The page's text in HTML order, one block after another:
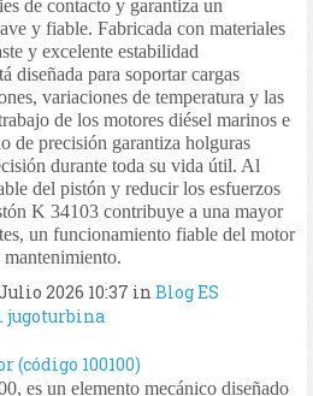
de contacto y garantiza un
y fiable. Fabricada con materiales
y excelente estabilidad
diseñada para soportar cargas
variaciones de temperatura y las
de los motores diésel marinos e
de precisión garantiza holguras
durante toda su vida útil. Al
del pistón y reducir los esfuerzos
K 34103 contribuye a una mayor
un funcionamiento fiable del motor
mantenimiento.
2026 10:37 in Blog ES
jugoturbina
(código 100100)
es un elemento mecánico diseñado